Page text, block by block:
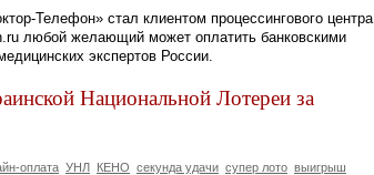
Телефон» стал клиентом процессингового центра
любой желающий может оплатить банковскими
экспертов России.
Национальной Лотереи за
оплата УНЛ КЕНО секунда удачи супер лото выигрыш